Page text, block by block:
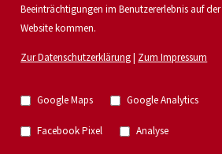
Standorte
Suchauftrag
Karriere
Research
German Property Partners
Beeinträchtigungen im Benutzererlebnis auf der
Website kommen.
Zur Datenschutzerklärung Zum Impressum
Google Maps Google Analytics
Facebook Pixel Analyse